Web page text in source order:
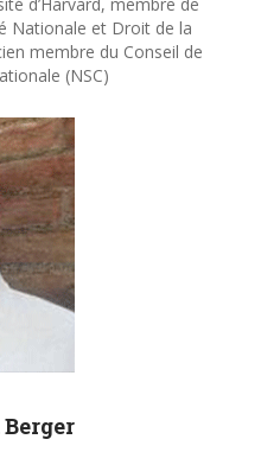
Nationale et Droit de la
membre du Conseil de
(NSC)